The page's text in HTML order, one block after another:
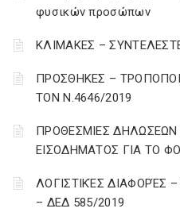
φυσικών προσώπων
ΚΛΙΜΑΚΕΣ –
ΠΡΟΣΘΗΚΕΣ –
ΤΟΝ Ν.4646/2019
ΠΡΟΘΕΣΜΙΕΣ ΔΗΛΩΣΕΩΝ
ΕΙΣΟΔΗΜΑΤΟΣ ΓΙΑ ΤΟ
ΛΟΓΙΣΤΙΚΈΣ ΔΙΑΦΟΡΈΣ
– ΔΕΔ 585/2019